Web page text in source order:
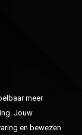
meer
Jouw
en bewezen